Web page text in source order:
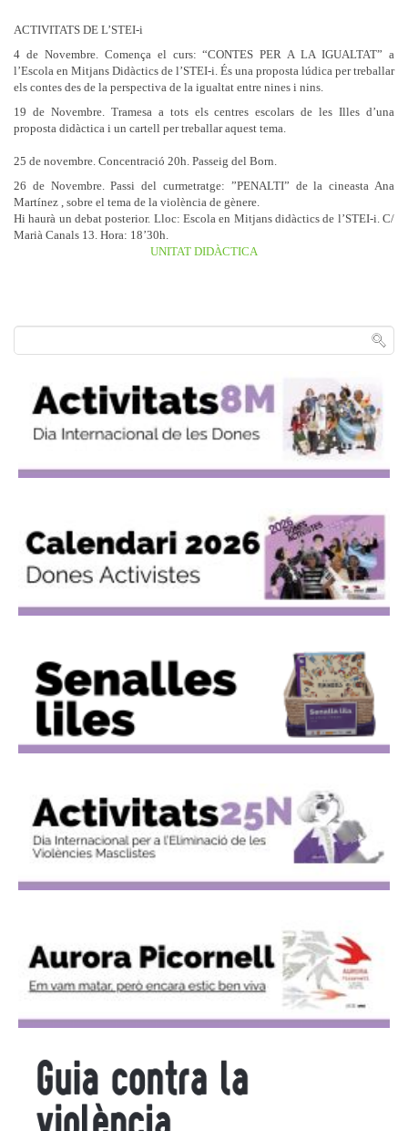
ACTIVITATS DE L’STEI-i
4 de Novembre. Comença el curs: “CONTES PER A LA IGUALTAT” a
l’Escola en Mitjans Didàctics de l’STEI-i. És una proposta lúdica per treballar
els contes des de la perspectiva de la igualtat entre nines i nins.
19 de Novembre. Tramesa a tots els centres escolars de les Illes d’una
proposta didàctica i un cartell per treballar aquest tema.
25 de novembre. Concentració 20h. Passeig del Born.
26 de Novembre. Passi del curmetratge: ”PENALTI” de la cineasta Ana
Martínez , sobre el tema de la violència de gènere.
Hi haurà un debat posterior. Lloc: Escola en Mitjans didàctics de l’STEI-i. C/
Marià Canals 13. Hora: 18’30h.
UNITAT DIDÀCTICA